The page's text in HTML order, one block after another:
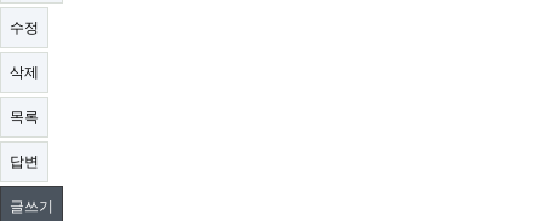
수정
삭제
목록
답변
글쓰기